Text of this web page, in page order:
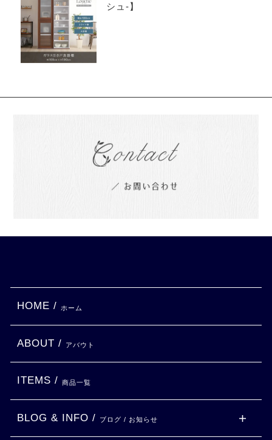
シュ-】
HOME / ホーム
ABOUT / アバウト
ITEMS / 商品一覧
BLOG & INFO / ブログ / お知らせ